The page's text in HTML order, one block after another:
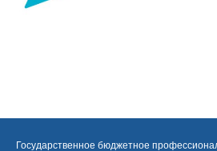
Государственное бюджетное